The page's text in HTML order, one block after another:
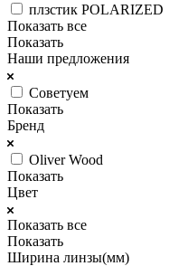
плзстик POLARIZED
Показать все
Показать
Наши предложения
Советуем
Показать
Бренд
Oliver Wood
Показать
Цвет
Показать все
Показать
Ширина линзы(мм)